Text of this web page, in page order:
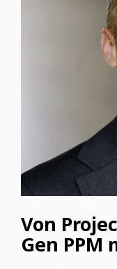
Von
Gen PPM